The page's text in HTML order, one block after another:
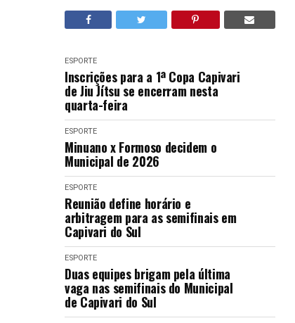
ESPORTE
Inscrições para a 1ª Copa Capivari
de Jiu Jítsu se encerram nesta
quarta-feira
ESPORTE
Minuano x Formoso decidem o
Municipal de 2026
ESPORTE
Reunião define horário e
arbitragem para as semifinais em
Capivari do Sul
ESPORTE
Duas equipes brigam pela última
vaga nas semifinais do Municipal
de Capivari do Sul